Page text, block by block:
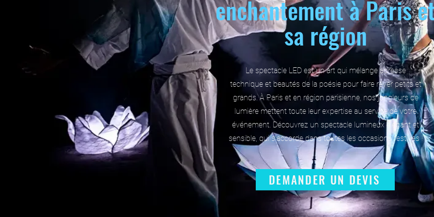
enchantement à Paris
sa région
Le spectacle LED est un art qui mélange adresse
technique et beautés de la poésie pour faire rêver petits et
grands. À Paris et en région parisienne, nos jongleurs de
lumière mettent toute leur expertise au service de votre
événement. Découvrez un spectacle lumineux élégant et
sensible, qui s’accorde dans toutes les occasions festives !
DEMANDER UN DEVIS